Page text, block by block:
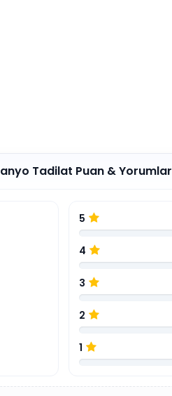
Tadilat Puan & Yorumlar
5
4
3
2
1